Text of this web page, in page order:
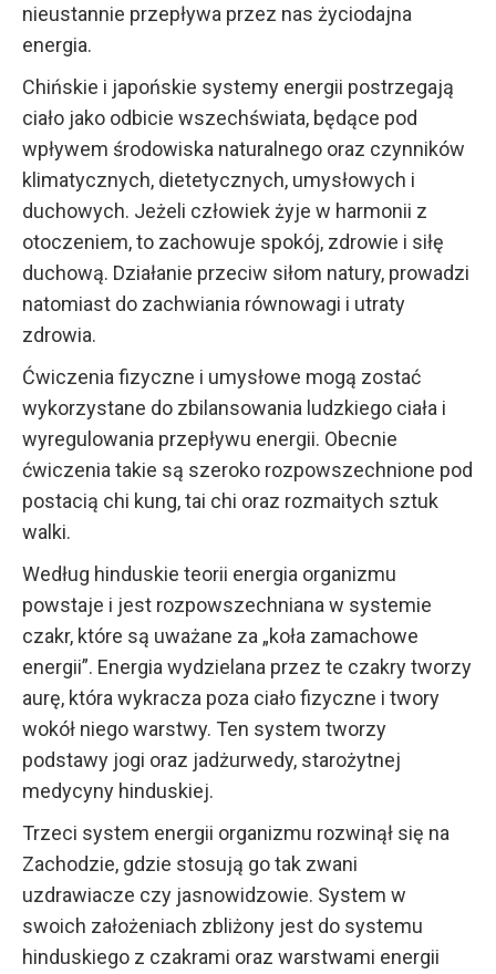
nieustannie przepływa przez nas życiodajna
energia.
Chińskie i japońskie systemy energii postrzegają
ciało jako odbicie wszechświata, będące pod
wpływem środowiska naturalnego oraz czynników
klimatycznych, dietetycznych, umysłowych i
duchowych. Jeżeli człowiek żyje w harmonii z
otoczeniem, to zachowuje spokój, zdrowie i siłę
duchową. Działanie przeciw siłom natury, prowadzi
natomiast do zachwiania równowagi i utraty
zdrowia.
Ćwiczenia fizyczne i umysłowe mogą zostać
wykorzystane do zbilansowania ludzkiego ciała i
wyregulowania przepływu energii. Obecnie
ćwiczenia takie są szeroko rozpowszechnione pod
postacią chi kung, tai chi oraz rozmaitych sztuk
walki.
Według hinduskie teorii energia organizmu
powstaje i jest rozpowszechniana w systemie
czakr, które są uważane za „koła zamachowe
energii”. Energia wydzielana przez te czakry tworzy
aurę, która wykracza poza ciało fizyczne i twory
wokół niego warstwy. Ten system tworzy
podstawy jogi oraz jadżurwedy, starożytnej
medycyny hinduskiej.
Trzeci system energii organizmu rozwinął się na
Zachodzie, gdzie stosują go tak zwani
uzdrawiacze czy jasnowidzowie. System w
swoich założeniach zbliżony jest do systemu
hinduskiego z czakrami oraz warstwami energii